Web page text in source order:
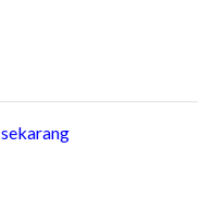
sekarang